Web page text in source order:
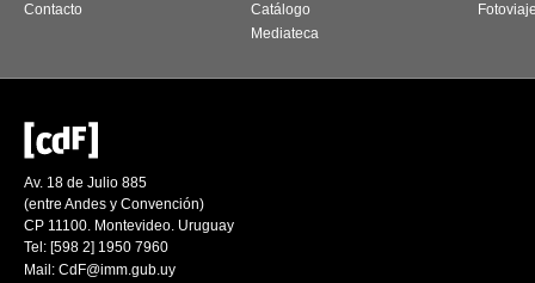
Contacto
Catálogo
Mediateca
Av. 18 de Julio 885
(entre Andes y Convención)
CP 11100. Montevideo. Uruguay
Tel: [598 2] 1950 7960
Mail: CdF@imm.gub.uy